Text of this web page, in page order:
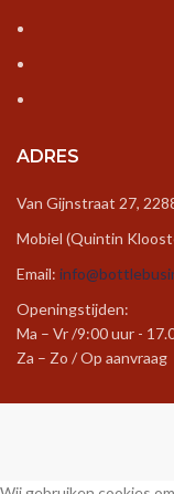
ADRES
Van Gijnstraat 27,
Mobiel (Quintin
Email:
Openingstijden:
Ma – Vr /9:00 uur -
Za – Zo / Op aanvraag